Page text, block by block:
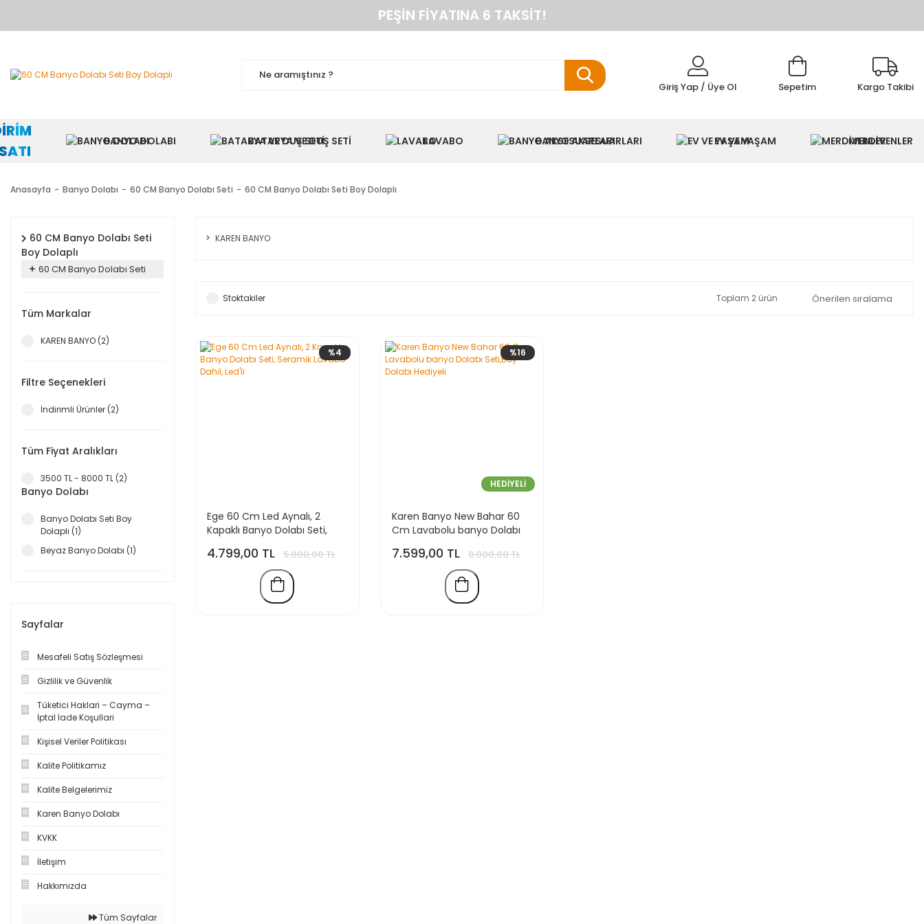
PEŞIN FIYATINA 6 TAKSIT!
TÜM ÜRÜNLERDE KARGO BEDAVA
KAREN BANYO RESMI ALIŞVERIŞ SITESI
Giriş Yap / Üye Ol Sepetim Kargo Takibi
BANYO DOLABI BATARYA VE DUŞ SETI LAVABO BANYO AKSESUARLARI EV VE YAŞAM MERDİVENLER
Anasayfa Banyo Dolabı 60 CM Banyo Dolabı Seti 60 CM Banyo Dolabı Seti Boy Dolaplı
60 CM Banyo Dolabı Seti
Boy Dolaplı
60 CM Banyo Dolabı Seti
Tüm Markalar
KAREN BANYO (2)
Filtre Seçenekleri
İndirimli Ürünler (2)
Tüm Fiyat Aralıkları
3500 TL - 8000 TL (2)
Banyo Dolabı
Banyo Dolabı Seti Boy
Dolaplı (1)
Beyaz Banyo Dolabı (1)
Sayfalar
Mesafeli Satış Sözleşmesi
Gizlilik ve Güvenlik
Tüketici Haklari – Cayma –
İptal İade Koşullari
Kişisel Veriler Politikası
Kalite Politikamız
Kalite Belgelerimiz
Karen Banyo Dolabı
KVKK
İletişim
Hakkımızda
Tüm Sayfalar
KAREN BANYO
Stoktakiler Toplam 2 ürün
%4
Ege 60 Cm Led Aynalı, 2
Kapaklı Banyo Dolabı Seti,
4.799,00 TL 5.000,00 TL
%16
HEDİYELİ
Karen Banyo New Bahar 60
Cm Lavabolu banyo Dolabı
7.599,00 TL 9.000,00 TL